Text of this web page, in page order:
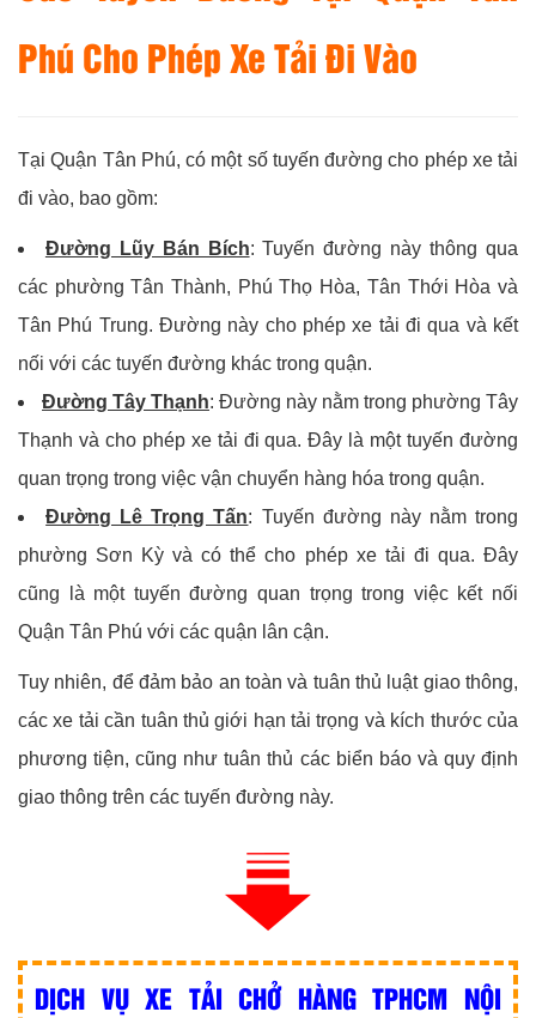
Phú Cho Phép Xe Tải Đi Vào
Tại Quận Tân Phú, có một số tuyến đường cho phép xe tải
đi vào, bao gồm:
Đường Lũy Bán Bích: Tuyến đường này thông qua
các phường Tân Thành, Phú Thọ Hòa, Tân Thới Hòa và
Tân Phú Trung. Đường này cho phép xe tải đi qua và kết
nối với các tuyến đường khác trong quận.
Đường Tây Thạnh: Đường này nằm trong phường Tây
Thạnh và cho phép xe tải đi qua. Đây là một tuyến đường
quan trọng trong việc vận chuyển hàng hóa trong quận.
Đường Lê Trọng Tấn: Tuyến đường này nằm trong
phường Sơn Kỳ và có thể cho phép xe tải đi qua. Đây
cũng là một tuyến đường quan trọng trong việc kết nối
Quận Tân Phú với các quận lân cận.
Tuy nhiên, để đảm bảo an toàn và tuân thủ luật giao thông,
các xe tải cần tuân thủ giới hạn tải trọng và kích thước của
phương tiện, cũng như tuân thủ các biển báo và quy định
giao thông trên các tuyến đường này.
DỊCH VỤ XE TẢI CHỞ HÀNG TPHCM NỘI